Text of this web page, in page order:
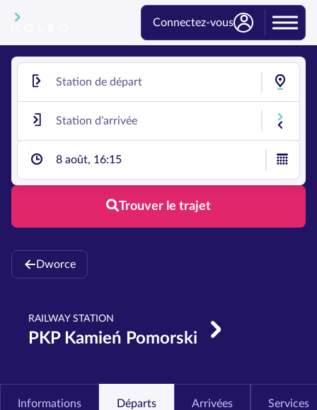
Connectez-vous
8 août, 16:15
Trouver le trajet
Dworce
RAILWAY STATION
PKP Kamień Pomorski
Informations Départs Arrivées Services